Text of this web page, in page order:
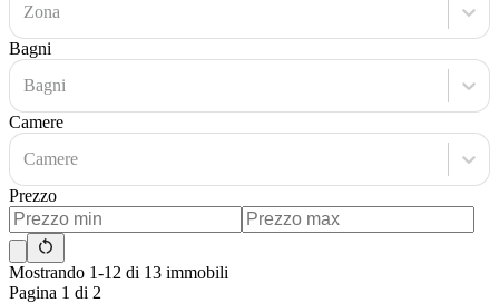
Zona
Bagni
Bagni
Camere
Camere
Prezzo
Mostrando 1-12 di 13 immobili
Pagina 1 di 2